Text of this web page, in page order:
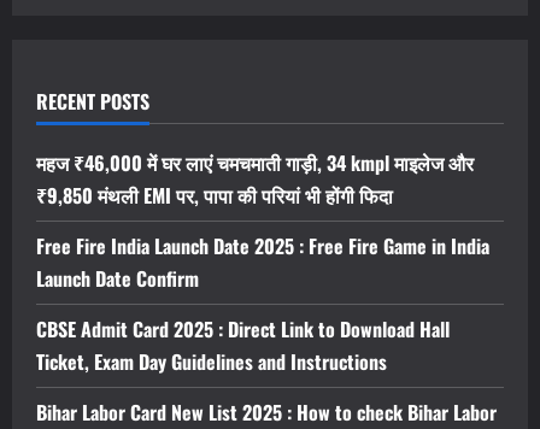
RECENT POSTS
महज ₹46,000 में घर लाएं चमचमाती गाड़ी, 34 kmpl माइलेज और
₹9,850 मंथली EMI पर, पापा की परियां भी होंगी फिदा
Free Fire India Launch Date 2025 : Free Fire Game in India
Launch Date Confirm
CBSE Admit Card 2025 : Direct Link to Download Hall
Ticket, Exam Day Guidelines and Instructions
Bihar Labor Card New List 2025 : How to check Bihar Labor